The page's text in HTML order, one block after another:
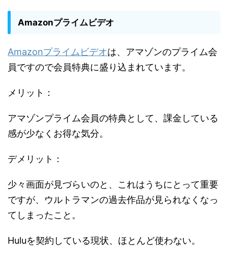
Amazonプライムビデオ
Amazonプライムビデオは、アマゾンのプライム会
員ですので会員特典に盛り込まれています。
メリット：
アマゾンプライム会員の特典として、課金している
感が少なくお得な気分。
デメリット：
少々画面が見づらいのと、これはうちにとって重要
ですが、ウルトラマンの過去作品が見られなくなっ
てしまったこと。
Huluを契約している現状、ほとんど使わない。